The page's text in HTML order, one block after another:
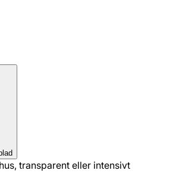
transparent eller intensivt